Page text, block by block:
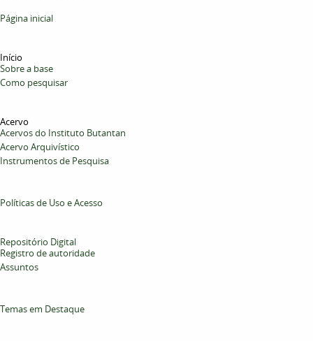
Página inicial
Início
Sobre a base
Como pesquisar
Acervo
Acervos do Instituto Butantan
Acervo Arquivístico
Instrumentos de Pesquisa
Políticas de Uso e Acesso
Repositório Digital
Registro de autoridade
Assuntos
Temas em Destaque